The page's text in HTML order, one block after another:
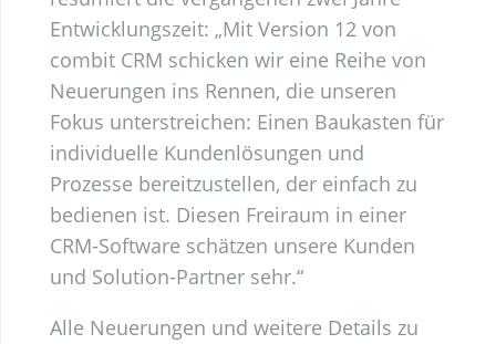
Entwicklungszeit: „Mit Version 12 von
combit CRM schicken wir eine Reihe von
Neuerungen ins Rennen, die unseren
Fokus unterstreichen: Einen Baukasten für
individuelle Kundenlösungen und
Prozesse bereitzustellen, der einfach zu
bedienen ist. Diesen Freiraum in einer
CRM-Software schätzen unsere Kunden
und Solution-Partner sehr.“
Alle Neuerungen und weitere Details zu